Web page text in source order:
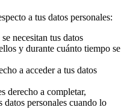
a tus datos personales:
necesitan tus datos
y durante cuánto tiempo se
a acceder a tus datos
derecho a completar,
personales cuando lo